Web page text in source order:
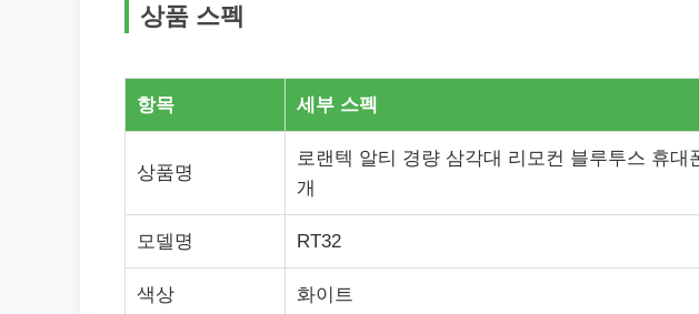
상품 스펙
항목 세부 스펙
상품명
로랜텍 알티 경량 삼각대 리모컨 블루투스 휴대
개
모델명 RT32
색상 화이트